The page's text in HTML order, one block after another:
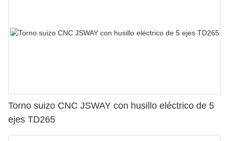
Torno suizo CNC JSWAY con husillo eléctrico de 5
ejes TD265